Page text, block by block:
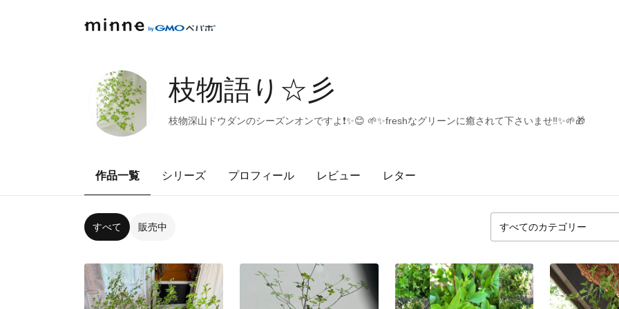
枝物語り☆彡
枝物深山ドウダンのシーズンオンですよ❗️✨😊 🌱✨freshなグリーンに癒されて下さいませ‼️✨🌱🎁
作品一覧 シリーズ プロフィール レビュー レター
すべて 販売中